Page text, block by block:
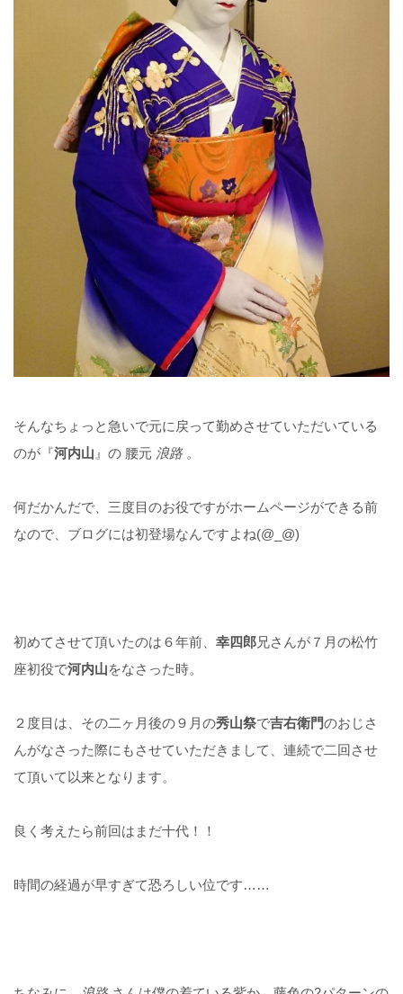
そんなちょっと急いで元に戻って勤めさせていただいている
のが『河内山 』の 腰元 浪路 。
何だかんだで、三度目のお役ですがホームページができる前
なので、ブログには初登場なんですよね(@_@)
初めてさせて頂いたのは６年前、 幸四郎兄さんが７月の松竹
座初役で河内山をなさった時。
２度目は、その二ヶ月後の９月の秀山祭で吉右衛門のおじさ
んがなさった際にもさせていただきまして、連続で二回させ
て頂いて以来となります。
良く考えたら前回はまだ十代！！
時間の経過が早すぎて恐ろしい位です……